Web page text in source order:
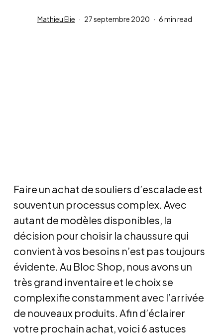
Mathieu Elie 27 septembre 2020 6 min read
Faire un achat de souliers d’escalade est
souvent un processus complex. Avec
autant de modèles disponibles, la
décision pour choisir la chaussure qui
convient à vos besoins n’est pas toujours
évidente. Au Bloc Shop, nous avons un
très grand inventaire et le choix se
complexifie constamment avec l’arrivée
de nouveaux produits. Afin d’éclairer
votre prochain achat, voici 6 astuces